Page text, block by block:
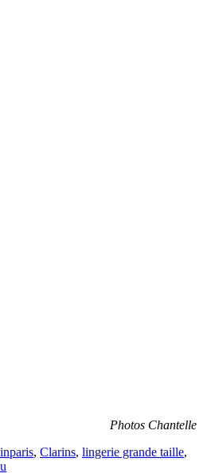
Photos Chantelle
, Clarins, lingerie grande taille,